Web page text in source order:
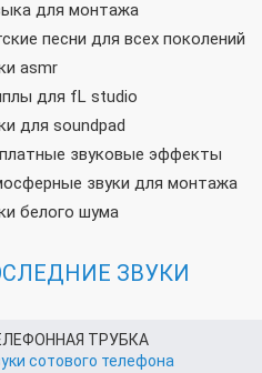
для монтажа
песни для всех поколений
asmr
для fL studio
для soundpad
звуковые эффекты
звуки для монтажа
белого шума
ЗВУКИ
ТРУБКА
сотового телефона